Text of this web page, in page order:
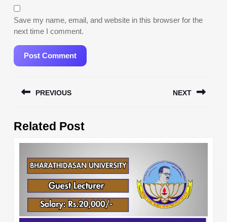
Save my name, email, and website in this browser for the
next time I comment.
navigation
PREVIOUS
post:
NEXT
Related Post